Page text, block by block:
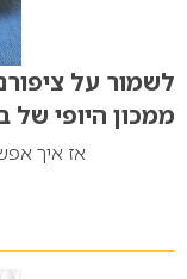
לשמור על
ממכון היופי של
אז איך